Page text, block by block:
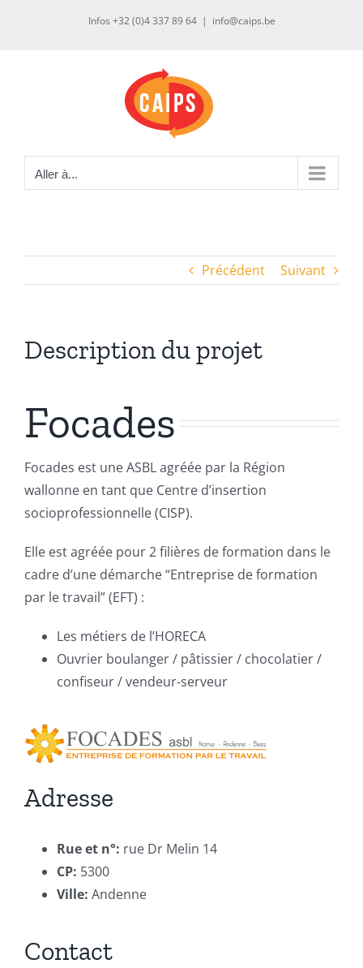
Infos +32 (0)4 337 89 64 | info@caips.be
Aller à...
Précédent Suivant
Description du projet
Focades
Focades est une ASBL agréée par la Région
wallonne en tant que Centre d’insertion
socioprofessionnelle (CISP).
Elle est agréée pour 2 filières de formation dans le
cadre d’une démarche “Entreprise de formation
par le travail” (EFT) :
Les métiers de l’HORECA
Ouvrier boulanger / pâtissier / chocolatier /
confiseur / vendeur-serveur
Adresse
Rue et n°: rue Dr Melin 14
CP: 5300
Ville: Andenne
Contact